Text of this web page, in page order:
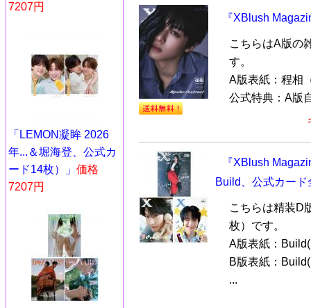
7207円
「LEMON凝眸 2026
年...＆堀海登、公式カ
ード14枚）」 価格
7207円
『XBlush
こちらはA版の
す。
A版表紙：程相
公式特典：A版
『XBlush
Build、公式カー
こちらは精装D
枚）です。
A版表紙：
B版表紙：
...